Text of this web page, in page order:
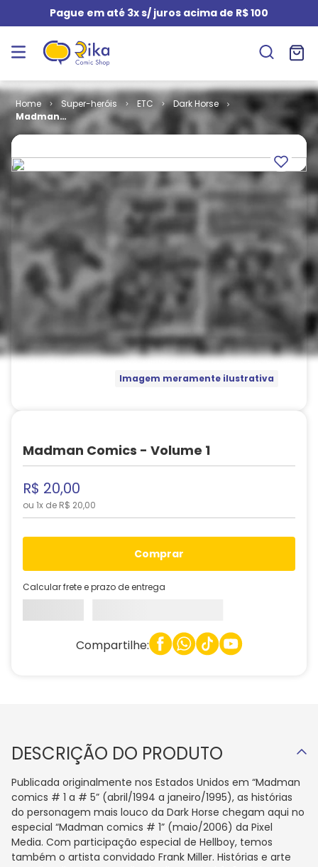
Pague em até 3x s/ juros acima de R$ 100
Super-heróis ETC
Dark Horse
Madman
Comics -
Imagem meramente ilustrativa
Madman Comics - Volume 1
R$ 20,00
ou 1x de R$ 20,00
comprar
Calcular frete e prazo de entrega
Compartilhe:
DESCRIÇÃO DO PRODUTO
Publicada originalmente nos Estados Unidos em “Madman
comics # 1 a # 5” (abril/1994 a janeiro/1995), as histórias
do personagem mais louco da Dark Horse chegam aqui no
especial “Madman comics # 1” (maio/2006) da Pixel
Media. Com participação especial de Hellboy, temos
também o artista convidado Frank Miller. Histórias e arte